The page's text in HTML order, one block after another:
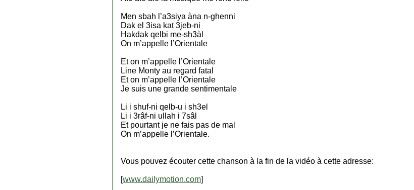
Men sbah l’a3siya àna n-ghenni
Dak el 3isa kat 3jeb-ni
Hakdak qelbi me-sh3àl
On m’appelle l’Orientale
Et on m’appelle l’Orientale
Line Monty au regard fatal
Et on m’appelle l’Orientale
Je suis une grande sentimentale
Li i shuf-ni qelb-u i sh3el
Li i 3râf-ni ullah i 7sâl
Et pourtant je ne fais pas de mal
On m’appelle l’Orientale.
Vous pouvez écouter cette chanson à la fin de la vidéo à cette adresse:
[www.dailymotion.com]